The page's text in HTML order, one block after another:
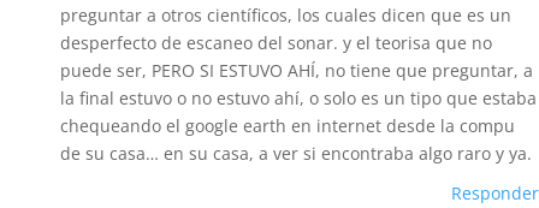
preguntar a otros científicos, los cuales dicen que es un
desperfecto de escaneo del sonar. y el teorisa que no
puede ser, PERO SI ESTUVO AHÍ, no tiene que preguntar, a
la final estuvo o no estuvo ahí, o solo es un tipo que estaba
chequeando el google earth en internet desde la compu
de su casa… en su casa, a ver si encontraba algo raro y ya.
Responder